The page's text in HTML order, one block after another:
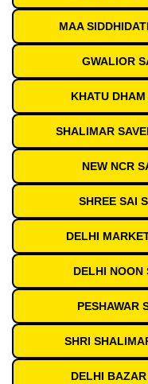
MAA
GWALIOR
KHATU
SHALIMAR
NEW NCR
SHREE SAI
DELHI
DELHI NOON
PESHAWAR
SHRI
DELHI